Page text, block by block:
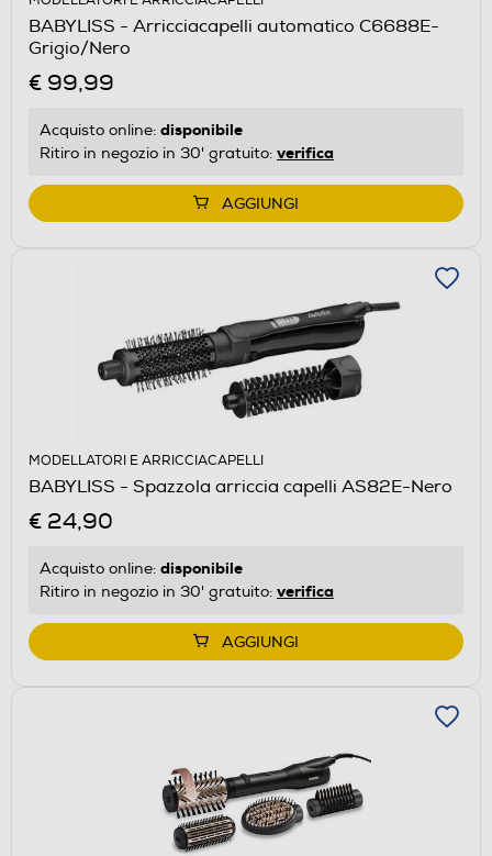
BABYLISS - Arricciacapelli automatico C6688E-
Grigio/Nero
€ 99,99
Acquisto online: disponibile
Ritiro in negozio in 30' gratuito: verifica
AGGIUNGI
MODELLATORI E ARRICCIACAPELLI
BABYLISS - Spazzola arriccia capelli AS82E-Nero
€ 24,90
Acquisto online: disponibile
Ritiro in negozio in 30' gratuito: verifica
AGGIUNGI